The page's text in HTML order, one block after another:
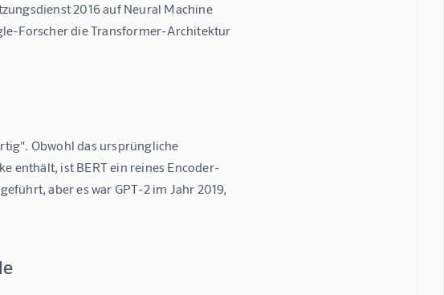
2016 auf Neural Machine
Forscher die Transformer-Architektur
Obwohl das ursprüngliche
enthält, ist BERT ein reines Encoder-
aber es war GPT-2 im Jahr 2019,